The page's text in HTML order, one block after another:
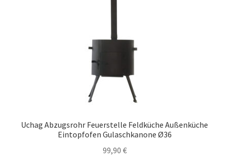
Uchag Abzugsrohr Feuerstelle Feldküche Außenküche
Eintopfofen Gulaschkanone Ø36
99,90 €